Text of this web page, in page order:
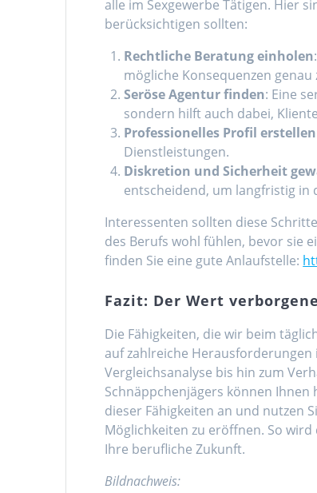
alle im Sexgewerbe Tätigen. Hier
berücksichtigen sollten:
Rechtliche Beratung einholen
mögliche Konsequenzen
Seröse Agentur finden: Eine
sondern hilft auch dabei,
Professionelles Profil erstellen
Dienstleistungen.
Diskretion und Sicherheit
entscheidend, um langfristig in
Interessenten sollten diese
des Berufs wohl fühlen, bevor sie
finden Sie eine gute Anlaufstelle:
Fazit: Der Wert
Die Fähigkeiten, die wir beim
auf zahlreiche
Vergleichsanalyse bis hin zum
Schnäppchenjägers können
dieser Fähigkeiten an und nutzen
Möglichkeiten zu eröffnen. So
Ihre berufliche Zukunft.
Bildnachweis: